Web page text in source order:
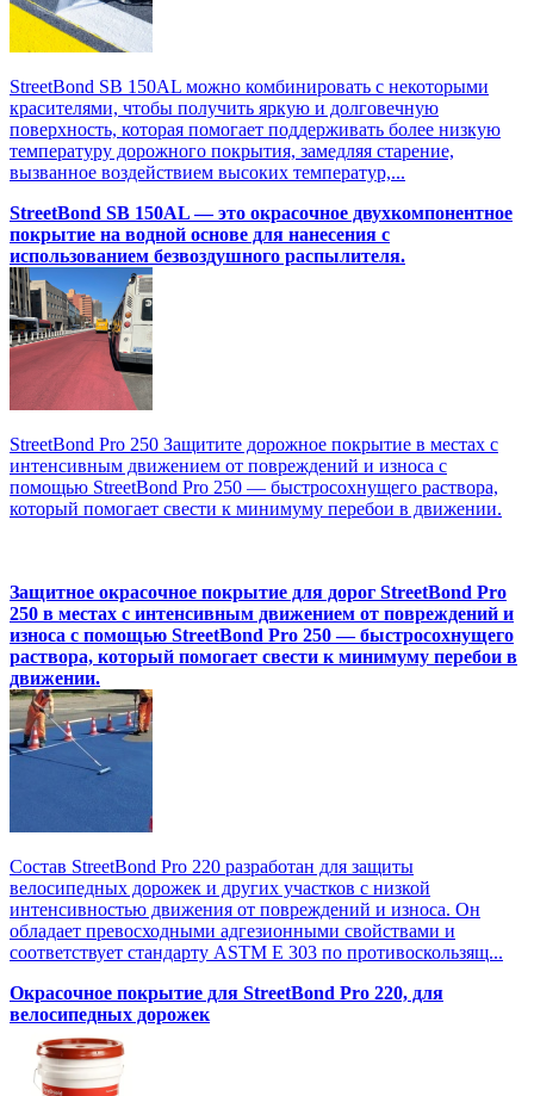
StreetBond SB 150AL можно комбинировать с некоторыми
красителями, чтобы получить яркую и долговечную
поверхность, которая помогает поддерживать более низкую
температуру дорожного покрытия, замедляя старение,
вызванное воздействием высоких температур,...
StreetBond SB 150AL — это окрасочное двухкомпонентное
покрытие на водной основе для нанесения с
использованием безвоздушного распылителя.
StreetBond Pro 250 Защитите дорожное покрытие в местах с
интенсивным движением от повреждений и износа с
помощью StreetBond Pro 250 — быстросохнущего раствора,
который помогает свести к минимуму перебои в движении.
Защитное окрасочное покрытие для дорог StreetBond Pro
250 в местах с интенсивным движением от повреждений и
износа с помощью StreetBond Pro 250 — быстросохнущего
раствора, который помогает свести к минимуму перебои в
движении.
Состав StreetBond Pro 220 разработан для защиты
велосипедных дорожек и других участков с низкой
интенсивностью движения от повреждений и износа. Он
обладает превосходными адгезионными свойствами и
соответствует стандарту ASTM E 303 по противоскользящ...
Окрасочное покрытие для StreetBond Pro 220, для
велосипедных дорожек